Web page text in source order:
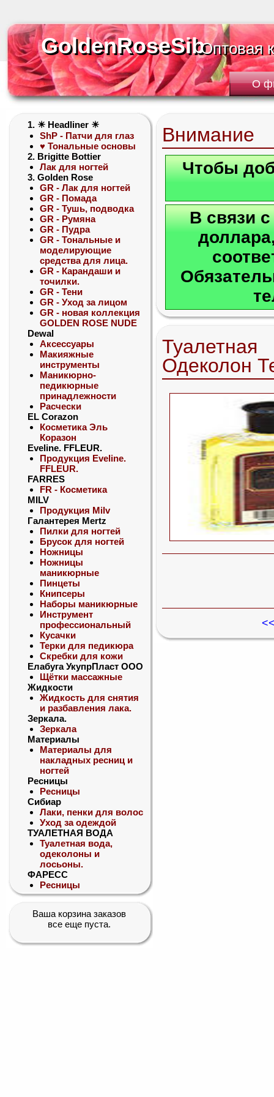
GoldenRoseSib
GoldenRoseSibОптовая
Оптовая
О
1. ☀ Headliner ☀
ShP - Патчи для глаз
♥ Тональные основы
2. Brigitte Bottier
Лак для ногтей
3. Golden Rose
GR - Лак для ногтей
GR - Помада
GR - Тушь, подводка
GR - Румяна
GR - Пудра
GR - Тональные и
моделирующие
средства для лица.
GR - Карандаши и
точилки.
GR - Тени
GR - Уход за лицом
GR - новая коллекция
GOLDEN ROSE NUDE
Dewal
Аксессуары
Макияжные
инструменты
Маникюрно-
педикюрные
принадлежности
Расчески
EL Corazon
Косметика Эль
Коразон
Eveline. FFLEUR.
Продукция Eveline.
FFLEUR.
FARRES
FR - Косметика
MILV
Продукция Milv
Галантерея Mertz
Пилки для ногтей
Брусок для ногтей
Ножницы
Ножницы
маникюрные
Пинцеты
Книпсеры
Наборы маникюрные
Инструмент
профессиональный
Кусачки
Терки для педикюра
Скребки для кожи
Елабуга УкупрПласт ООО
Щётки массажные
Жидкости
Жидкость для снятия
и разбавления лака.
Зеркала.
Зеркала
Материалы
Материалы для
накладных ресниц и
ногтей
Ресницы
Ресницы
Сибиар
Лаки, пенки для волос
Уход за одеждой
ТУАЛЕТНАЯ ВОДА
Туалетная вода,
одеколоны и
лосьоны.
ФАРЕСС
Ресницы
Ваша корзина заказов
все еще пуста.
Внимание
Чтобы
В связи
Одеколон